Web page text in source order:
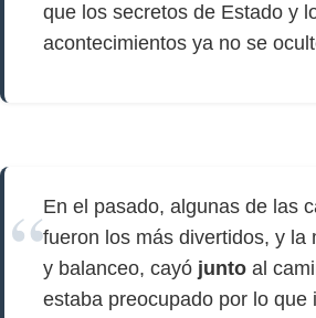
que los secretos de Estado y
acontecimientos ya no se
En el pasado, algunas de las
fueron los más divertidos, y la
y balanceo, cayó junto al
estaba preocupado por lo que